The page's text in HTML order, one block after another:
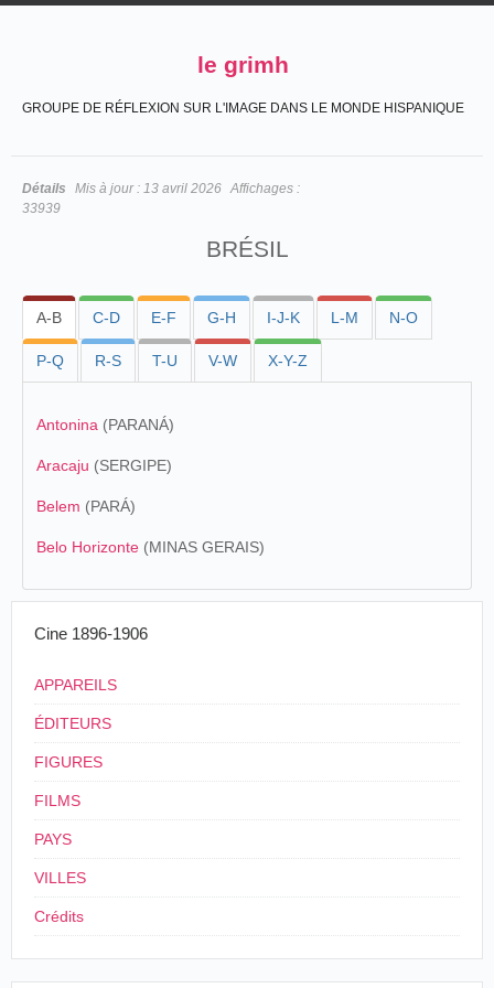
le grimh
GROUPE DE RÉFLEXION SUR L'IMAGE DANS LE MONDE HISPANIQUE
Détails Mis à jour : 13 avril 2026 Affichages :
33939
BRÉSIL
A-B C-D E-F G-H I-J-K L-M N-O
P-Q R-S T-U V-W X-Y-Z
Antonina (PARANÁ)
Aracaju (SERGIPE)
Belem (PARÁ)
Belo Horizonte (MINAS GERAIS)
Cine 1896-1906
APPAREILS
ÉDITEURS
FIGURES
FILMS
PAYS
VILLES
Crédits